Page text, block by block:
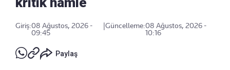
Giriş:08 Ağustos, 2026 -
09:45
|Güncelleme:08 Ağustos, 2026 -
10:16
Paylaş